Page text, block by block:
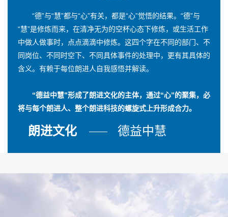
“德”与“慧”都与“心”有关，都是“心”觉悟的结果。“德”与
“慧”是修炼而来，在清净无为的空杯心态下修炼，或生活工作
中做人做事时，点点滴滴中修炼。这四个字在不同的部门、不
同岗位、不同时空下、不同具体事件的处理中，更有其具体的
含义。有赖于每位朗进人自我感悟并解读。
“德益中慧”形成了朗进文化的主体，通过“心”的聚集，必
将与每个朗进人、整个朗进科技的螺旋式上升形成合力。
朗进文化 德益中慧